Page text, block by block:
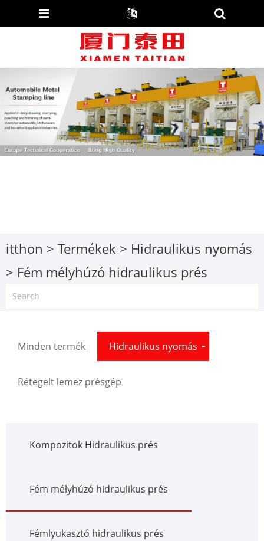
itthon > Termékek > Hidraulikus nyomás
> Fém mélyhúzó hidraulikus prés
Minden termék Hidraulikus nyomás
Rétegelt lemez présgép
Kompozitok Hidraulikus prés
Fém mélyhúzó hidraulikus prés
Fémlyukasztó hidraulikus prés